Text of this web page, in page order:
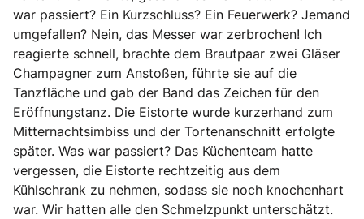
war passiert? Ein Kurzschluss? Ein Feuerwerk? Jemand
umgefallen? Nein, das Messer war zerbrochen! Ich
reagierte schnell, brachte dem Brautpaar zwei Gläser
Champagner zum Anstoßen, führte sie auf die
Tanzfläche und gab der Band das Zeichen für den
Eröffnungstanz. Die Eistorte wurde kurzerhand zum
Mitternachtsimbiss und der Tortenanschnitt erfolgte
später. Was war passiert? Das Küchenteam hatte
vergessen, die Eistorte rechtzeitig aus dem
Kühlschrank zu nehmen, sodass sie noch knochenhart
war. Wir hatten alle den Schmelzpunkt unterschätzt.